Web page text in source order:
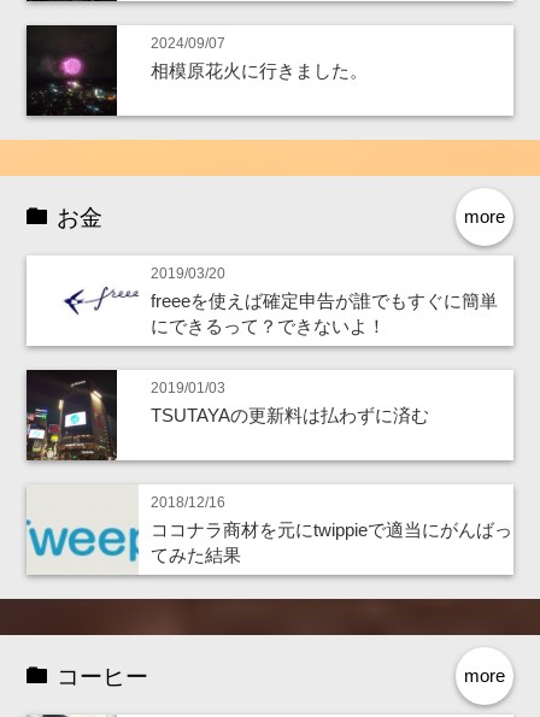
2024/09/07
相模原花火に行きました。
more
お金
2019/03/20
freeeを使えば確定申告が誰でもすぐに簡単
にできるって？できないよ！
2019/01/03
TSUTAYAの更新料は払わずに済む
2018/12/16
ココナラ商材を元にtwippieで適当にがんばっ
てみた結果
more
コーヒー